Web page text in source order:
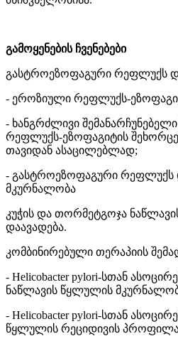
გამოყენების ჩვენებები
გასტროეზოფაგური რეფლუქს
- ეროზიული რეფლუქს-
- ხანგრძლივი
რეფლუქს-ეზოფაგიტის
თავიდან ასაცილებლად;
- გასტროეზოფაგური რეფლუქს
მკურნალობა
კუჭის და თორმეტგოჯა
დაავადება.
კომბინირებული თერაპიის
- Helicobacter pylori-სთან
ნაწლავის წყლულის
- Helicobacter pylori-სთან
წყლულის რეციდივის